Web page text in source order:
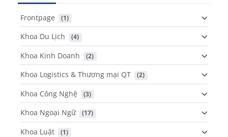
Frontpage (1)
Khoa Du Lịch (4)
Khoa Kinh Doanh (2)
Khoa Logistics & Thương mại QT (2)
Khoa Công Nghệ (3)
Khoa Ngoại Ngữ (17)
Khoa Luật (1)